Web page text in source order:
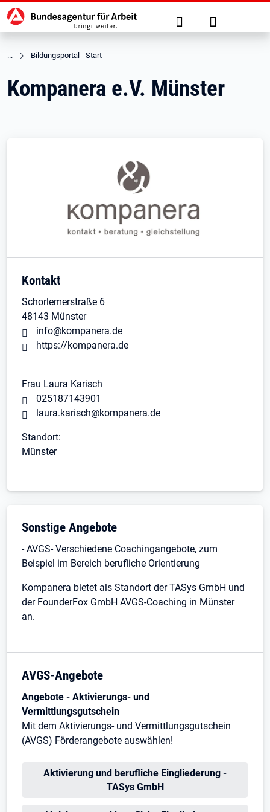
zu den Hauptinhalten springen
Hauptnavigation Suche Anmelden
Bildungsportal - Start
Kompanera e.V. Münster
Kontakt
Schorlemerstraße 6
48143 Münster
info@kompanera.de
https://kompanera.de
Frau Laura Karisch
025187143901
laura.karisch@kompanera.de
Standort:
Münster
Sonstige Angebote
- AVGS- Verschiedene Coachingangebote, zum
Beispiel im Bereich berufliche Orientierung
Kompanera bietet als Standort der TASys GmbH und
der FounderFox GmbH AVGS-Coaching in Münster
an.
AVGS-Angebote
Angebote - Aktivierungs- und
Vermittlungsgutschein
Mit dem Aktivierungs- und Vermittlungsgutschein
(AVGS) Förderangebote auswählen!
Öffnet in neuem Tab
Aktivierung und berufliche Eingliederung -
TASys GmbH